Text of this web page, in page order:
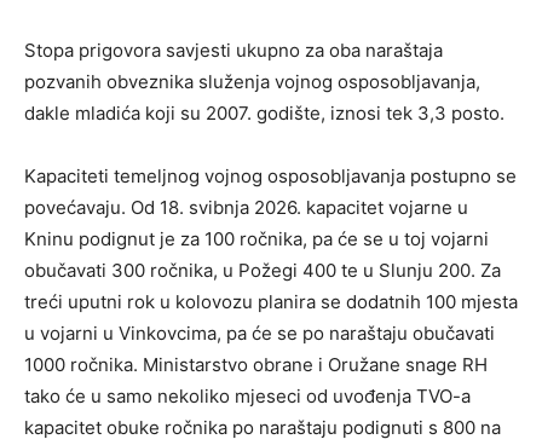
Stopa prigovora savjesti ukupno za oba naraštaja
pozvanih obveznika služenja vojnog osposobljavanja,
dakle mladića koji su 2007. godište, iznosi tek 3,3 posto.
Kapaciteti temeljnog vojnog osposobljavanja postupno se
povećavaju. Od 18. svibnja 2026. kapacitet vojarne u
Kninu podignut je za 100 ročnika, pa će se u toj vojarni
obučavati 300 ročnika, u Požegi 400 te u Slunju 200. Za
treći uputni rok u kolovozu planira se dodatnih 100 mjesta
u vojarni u Vinkovcima, pa će se po naraštaju obučavati
1000 ročnika. Ministarstvo obrane i Oružane snage RH
tako će u samo nekoliko mjeseci od uvođenja TVO-a
kapacitet obuke ročnika po naraštaju podignuti s 800 na